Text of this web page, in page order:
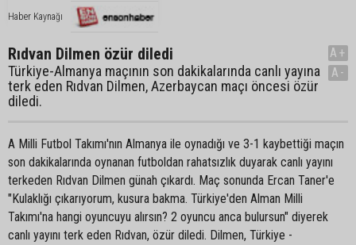
Haber Kaynağı
Rıdvan Dilmen özür diledi
Türkiye-Almanya maçının son dakikalarında canlı yayına
terk eden Rıdvan Dilmen, Azerbaycan maçı öncesi özür
diledi.
A+
A-
A Milli Futbol Takımı'nın Almanya ile oynadığı ve 3-1 kaybettiği maçın
son dakikalarında oynanan futboldan rahatsızlık duyarak canlı yayını
terkeden Rıdvan Dilmen günah çıkardı. Maç sonunda Ercan Taner'e
"Kulaklığı çıkarıyorum, kusura bakma. Türkiye'den Alman Milli
Takımı'na hangi oyuncuyu alırsın? 2 oyuncu anca bulursun" diyerek
canlı yayını terk eden Rıdvan, özür diledi. Dilmen, Türkiye -